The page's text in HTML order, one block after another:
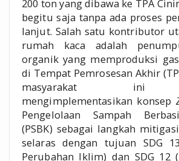
200 ton yang dibawa ke TPA
begitu saja tanpa ada proses
lanjut. Salah satu kontributor
rumah kaca adalah
organik yang memproduksi
di Tempat Pemrosesan Akhir
masyarakat ini
mengimplementasikan konsep
Pengelolaan Sampah
(PSBK) sebagai langkah
selaras dengan tujuan SDG
Perubahan Iklim) dan SDG 12